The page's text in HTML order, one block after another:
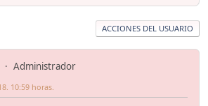
ACCIONES DEL USUARIO
Administrador
10:59 horas.